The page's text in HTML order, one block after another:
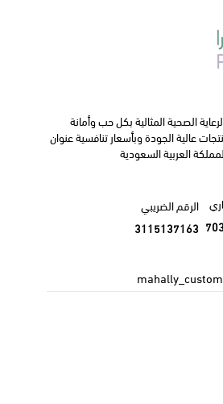
الصحية المثالية بكل حب وأمانة
عالية الجودة وبأسعار تنافسية عنوان
العربية السعودية
الرقم الضريبي
3115137163